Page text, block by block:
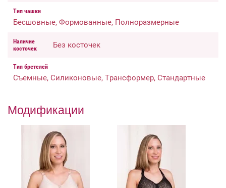
Тип чашки
Бесшовные, Формованные, Полноразмерные
Наличие
косточек
Без косточек
Тип бретелей
Съемные, Силиконовые, Трансформер, Стандартные
Модификации